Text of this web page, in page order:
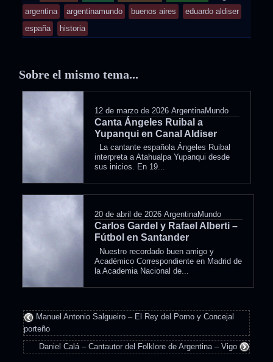
entry
was
posted
tagged
argentina argentinamundo buenos aires
eduardo aldiser
españa
historia
Sobre el mismo tema...
12 de marzo de 2026 ArgentinaMundo
Canta Ángeles Ruibal a
Yupanqui en Canal Aldiser
La cantante española Ángeles Ruibal
interpreta a Atahualpa Yupanqui desde
sus inicios. En 19...
20 de abril de 2026 ArgentinaMundo
Carlos Gardel y Rafael Alberti –
Fútbol en Santander
Nuestro recordado buen amigo y
Académico Correspondiente en Madrid de
la Academia Nacional de...
Manuel Antonio Salgueiro – El Rey del Pomo y Concejal
porteño
Daniel Calá – Cantautor del Folklore de Argentina – Vigo